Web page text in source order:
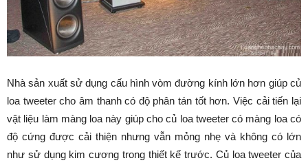
Nhà sản xuất sử dụng cấu hình vòm đường kính lớn hơn giúp củ
loa tweeter cho âm thanh có độ phân tán tốt hơn. Việc cải tiến lại
vật liệu làm màng loa này giúp cho củ loa tweeter có màng loa có
độ cứng được cải thiện nhưng vẫn mỏng nhẹ và không có lớn
như sử dụng kim cương trong thiết kế trước. Củ loa tweeter của